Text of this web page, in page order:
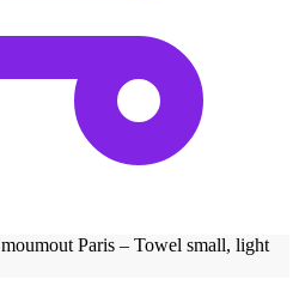
moumout Paris – Towel small, light